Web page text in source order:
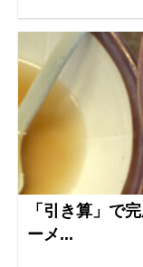
「引き算」で
ーメ...